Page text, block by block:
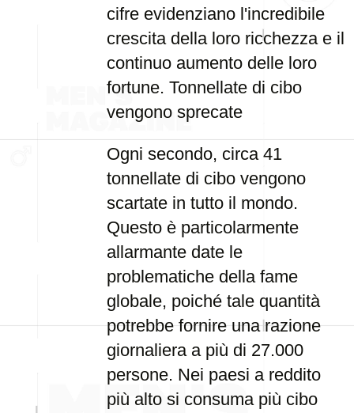
cifre evidenziano l'incredibile
crescita della loro ricchezza e il
continuo aumento delle loro
fortune. Tonnellate di cibo
vengono sprecate
Ogni secondo, circa 41
tonnellate di cibo vengono
scartate in tutto il mondo.
Questo è particolarmente
allarmante date le
problematiche della fame
globale, poiché tale quantità
potrebbe fornire una razione
giornaliera a più di 27.000
persone. Nei paesi a reddito
più alto si consuma più cibo